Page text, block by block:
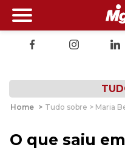
Home > Tudo sobre > Maria
O que saiu